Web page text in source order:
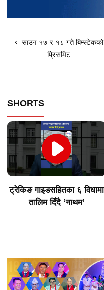
साउन १७ र १८ गते बिम्स्टेकको
प्रिसमिट
SHORTS
ट्रेकिङ गाइडसहितका ६ विधामा
तालिम दिँदै ‘नाथम’